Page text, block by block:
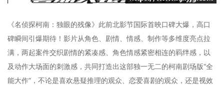
《名侦探柯南：独眼的残像》此前北影节国际首映口碑大爆，高口
碑瞬间引爆期待！影片从角色、剧情、情感、制作等多维度亮点拉
满，两起案件交织剧情的紧凑感、角色情感紧密相连的羁绊感，以
及动作大场面的刺激感，共同打造出这部独一无二的柯南剧场版“全
能大作”，不论是喜欢悬疑推理的观众、恋爱喜剧的观众，还是视效